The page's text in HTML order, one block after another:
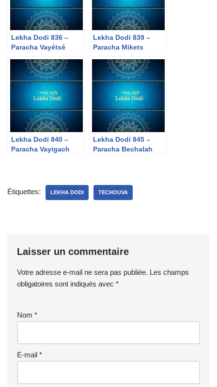
Lekha Dodi 836 –
Paracha Vayétsé
Lekha Dodi 839 –
Paracha Mikets
Lekha Dodi 840 –
Paracha Vayigach
Lekha Dodi 845 –
Paracha Bechalah
Étiquettes: LEKHA DODI TECHOUVA
Laisser un commentaire
Votre adresse e-mail ne sera pas publiée. Les champs
obligatoires sont indiqués avec *
Nom *
E-mail *